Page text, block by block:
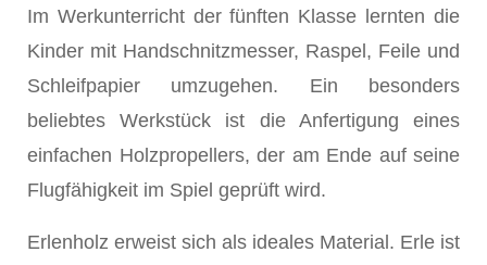
Im Werkunterricht der fünften Klasse lernten die
Kinder mit Handschnitzmesser, Raspel, Feile und
Schleifpapier umzugehen. Ein besonders
beliebtes Werkstück ist die Anfertigung eines
einfachen Holzpropellers, der am Ende auf seine
Flugfähigkeit im Spiel geprüft wird.
Erlenholz erweist sich als ideales Material. Erle ist